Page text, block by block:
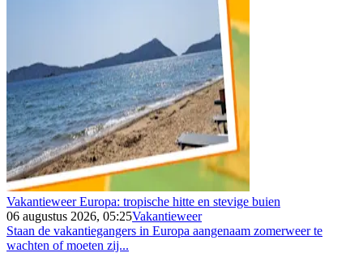
Vakantieweer Europa: tropische hitte en stevige buien
06 augustus 2026, 05:25Vakantieweer
Staan de vakantiegangers in Europa aangenaam zomerweer te
wachten of moeten zij...